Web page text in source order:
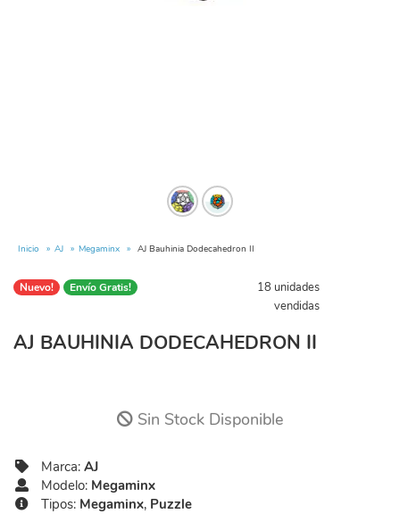
Inicio AJ Megaminx AJ Bauhinia Dodecahedron II
Nuevo! Envío Gratis!
18 unidades
vendidas
AJ BAUHINIA DODECAHEDRON II
Sin Stock Disponible
Marca: AJ
Modelo: Megaminx
Tipos: Megaminx, Puzzle